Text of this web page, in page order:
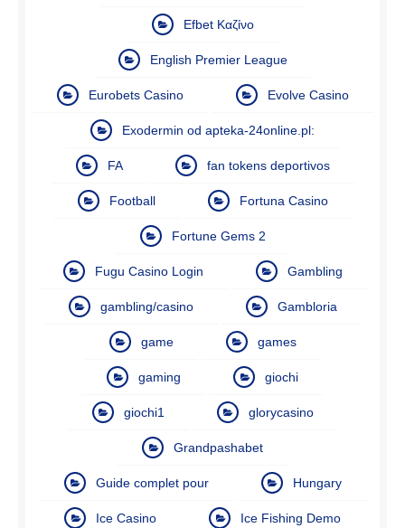
Efbet Καζίνο
English Premier League
Eurobets Casino Evolve Casino
Exodermin od apteka-24online.pl:
FA fan tokens deportivos
Football Fortuna Casino
Fortune Gems 2
Fugu Casino Login Gambling
gambling/casino Gambloria
game games
gaming giochi
giochi1 glorycasino
Grandpashabet
Guide complet pour Hungary
Ice Casino Ice Fishing Demo